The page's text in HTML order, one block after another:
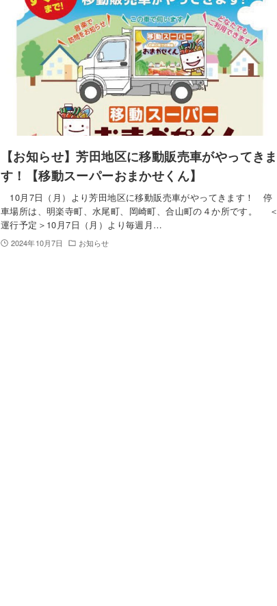
【お知らせ】芳田地区に移動販売車がやってきま
す！【移動スーパーおまかせくん】
10月7日（月）より芳田地区に移動販売車がやってきます！ 停
車場所は、明楽寺町、水尾町、岡崎町、合山町の４か所です。 ＜
運行予定＞10月7日（月）より毎週月…
2024年10月7日 お知らせ